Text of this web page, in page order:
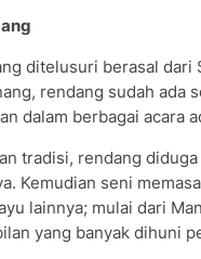
ditelusuri berasal dari
rendang sudah ada
dalam berbagai acara
tradisi, rendang
Kemudian seni
lainnya; mulai dari
yang banyak dihuni